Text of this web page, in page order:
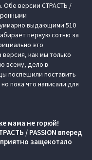
Обе версии СТРАСТЬ /
выдающими 510
первую сотню за
это
как мы только
всему, дело в
поспешили поставить
пока что написали для
мама не горюй!
/ PASSION вперед
защекотало